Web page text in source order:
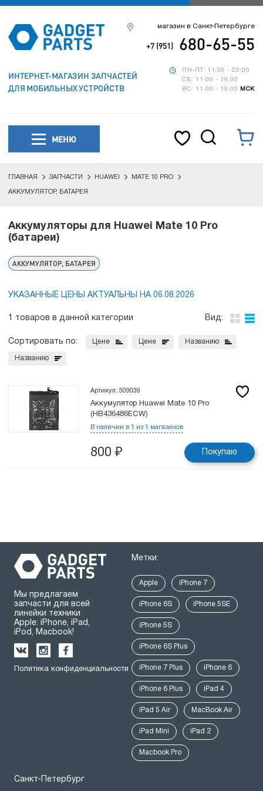
ИНТЕРНЕТ-МАГАЗИН ЗАПЧАСТЕЙ
ДЛЯ МОБИЛЬНЫХ УСТРОЙСТВ
ПН-ПТ: 11:00 - 20:00
СБ: 11:00 - 19:00
ВС: 11:00 - 19:00
МСК
магазин в Санкт-Петербурге
+7 (951) 680-65-55
МЕНЮ
ГЛАВНАЯ ЗАПЧАСТИ HUAWEI MATE 10 PRO
АККУМУЛЯТОР, БАТАРЕЯ
Аккумуляторы для Huawei Mate 10 Pro
(батареи)
АККУМУЛЯТОР, БАТАРЕЯ
УКАЗАННЫЕ ЦЕНЫ АКТУАЛЬНЫ НА 06.08.2026
1 товаров в данной категории Вид:
Сортировать по: Цене Цене Названию
Названию
Артикул: 509039
Аккумулятор Huawei Mate 10 Pro
(HB436486ECW)
В наличии в 1 из 1 магазинов
800 ₽ Покупаю
Мы предлагаем
запчасти для всей
линейки техники
Apple: iPhone, iPad,
iPod, Macbook!
Политика конфиденциальности
Метки:
Apple iPhone 7
iPhone 6S iPhone 5SE
iPhone 5S
iPhone 6S Plus
iPhone 7 Plus iPhone 6
iPhone 6 Plus iPad 4
iPad 5 Air MacBook Air
iPad Mini iPad 2
Macbook Pro
Санкт-Петербург